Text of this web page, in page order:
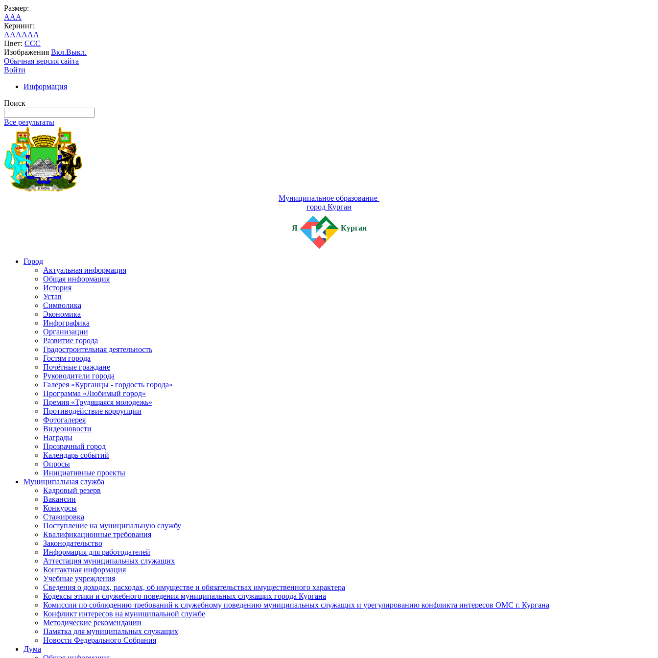
Размер:
AAA
Кернинг:
AAAAAA
Цвет: CCC
Изображения Вкл.Выкл.
Обычная версия сайта
Войти
Информация
Поиск
Все результаты
Муниципальное образование
город Курган
Я Курган
Город
Актуальная информация
Общая информация
История
Устав
Символика
Экономика
Инфографика
Организации
Развитие города
Градостроительная деятельность
Гостям города
Почётные граждане
Руководители города
Галерея «Курганцы - гордость города»
Программа «Любимый город»
Премия «Трудящаяся молодежь»
Противодействие коррупции
Фотогалерея
Видеоновости
Награды
Прозрачный город
Календарь событий
Опросы
Инициативные проекты
Муниципальная служба
Кадровый резерв
Вакансии
Конкурсы
Стажировка
Поступление на муниципальную службу
Квалификационные требования
Законодательство
Информация для работодателей
Аттестация муниципальных служащих
Контактная информация
Учебные учреждения
Сведения о доходах, расходах, об имуществе и обязательствах имущественного характера
Кодексы этики и служебного поведения муниципальных служащих города Кургана
Комиссии по соблюдению требований к служебному поведению муниципальных служащих и урегулированию конфликта интересов ОМС г. Кургана
Конфликт интересов на муниципальной службе
Методические рекомендации
Памятка для муниципальных служащих
Новости Федерального Cобрания
Дума